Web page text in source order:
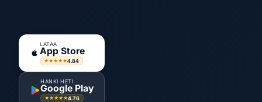
LATAA
App Store
★★★★★4.84
HANKI HETI
Google Play
★★★★★4.76